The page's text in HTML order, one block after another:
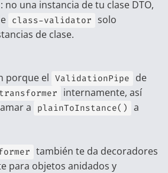
no una instancia de tu clase DTO,
class-validator solo
de clase.
porque el ValidationPipe
de
internamente, así
a
plainToInstance()
a
también te da decoradores
para objetos anidados y